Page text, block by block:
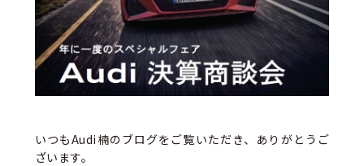
いつもAudi楠のブログをご覧いただき、ありがとうご
ざいます。